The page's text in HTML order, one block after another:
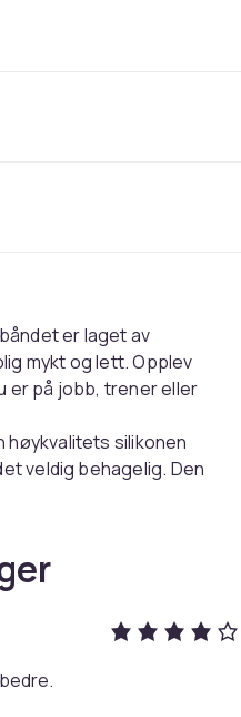
er laget av
mykt og lett. Opplev
er på jobb, trener eller
høykvalitets silikonen
veldig behagelig. Den
slitasje samtidig som
255S, Garmin Venu
vivoactive 4s,
Fossil Women's Sport,
HR 4 Q Venture HR,
Smartwatch,